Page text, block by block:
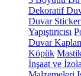
Dekoratif
Duvar
Yapıştırıcısı
Duvar
Köpük
İnşaat ve